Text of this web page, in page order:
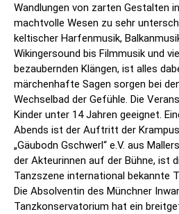
Wandlungen von zarten Gestalten
machtvolle Wesen zu sehr
keltischer Harfenmusik,
Wikingersound bis Filmmusik und
bezaubernden Klängen, ist alles
märchenhafte Sagen sorgen bei
Wechselbad der Gefühle. Die
Kinder unter 14 Jahren geeignet.
Abends ist der Auftritt der
„Gäubodn Gschwerl“ e.V. aus
der Akteurinnen auf der Bühne, ist
Tanzszene international bekannte
Die Absolventin des Münchner
Tanzkonservatorium hat ein